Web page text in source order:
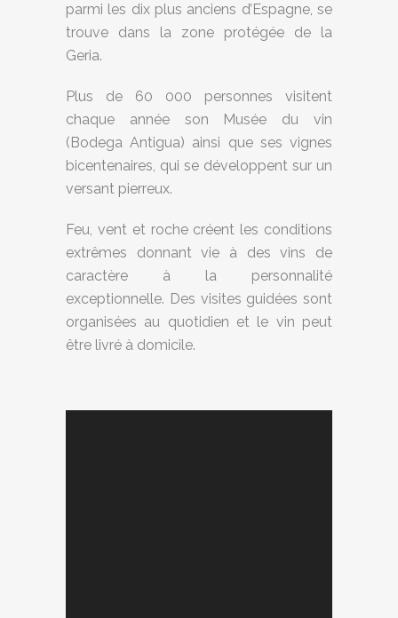
parmi les dix plus anciens d’Espagne, se
trouve dans la zone protégée de la
Geria.
Plus de 60 000 personnes visitent
chaque année son Musée du vin
(Bodega Antigua) ainsi que ses vignes
bicentenaires, qui se développent sur un
versant pierreux.
Feu, vent et roche créent les conditions
extrêmes donnant vie à des vins de
caractère à la personnalité
exceptionnelle. Des visites guidées sont
organisées au quotidien et le vin peut
être livré à domicile.